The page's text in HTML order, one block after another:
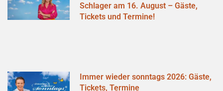
Schlager am 16. August – Gäste,
Tickets und Termine!
Immer wieder sonntags 2026: Gäste,
Tickets, Termine